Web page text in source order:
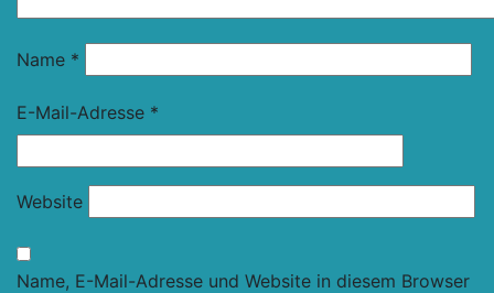
Name *
E-Mail-Adresse *
Website
Name, E-Mail-Adresse und Website in diesem Browser